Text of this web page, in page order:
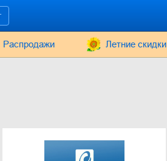
Распродажи Летние скидки